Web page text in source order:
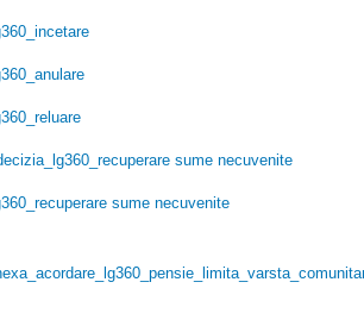
sume necuvenite
sume necuvenite